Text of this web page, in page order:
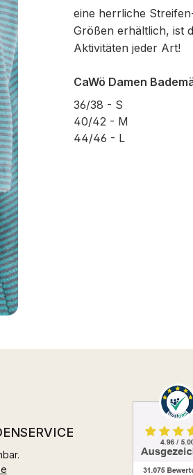
eine herrliche
Größen erhältlich, ist
Aktivitäten jeder Art!
CaWö Damen
36/38 - S
40/42 - M
44/46 - L